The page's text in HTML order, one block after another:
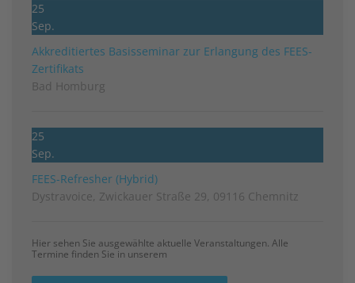
25
Sep.
Akkreditiertes Basisseminar zur Erlangung des FEES-
Zertifikats
Bad Homburg
25
Sep.
FEES-Refresher (Hybrid)
Dystravoice, Zwickauer Straße 29, 09116 Chemnitz
Hier sehen Sie ausgewählte aktuelle Veranstaltungen. Alle
Termine finden Sie in unserem